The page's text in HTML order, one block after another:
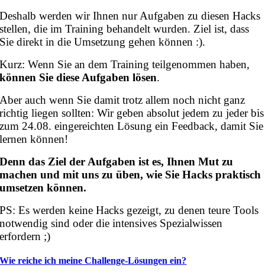
Deshalb werden wir Ihnen nur Aufgaben zu diesen Hacks
stellen, die im Training behandelt wurden. Ziel ist, dass
Sie direkt in die Umsetzung gehen können :).
Kurz: Wenn Sie an dem Training teilgenommen haben,
können Sie diese Aufgaben lösen.
Aber auch wenn Sie damit trotz allem noch nicht ganz
richtig liegen sollten: Wir geben absolut jedem zu jeder bis
zum 24.08. eingereichten Lösung ein Feedback, damit Sie
lernen können!
Denn das Ziel der Aufgaben ist es, Ihnen Mut zu
machen und mit uns zu üben, wie Sie Hacks praktisch
umsetzen können.
PS: Es werden keine Hacks gezeigt, zu denen teure Tools
notwendig sind oder die intensives Spezialwissen
erfordern ;)
Wie reiche ich meine Challenge-Lösungen ein?